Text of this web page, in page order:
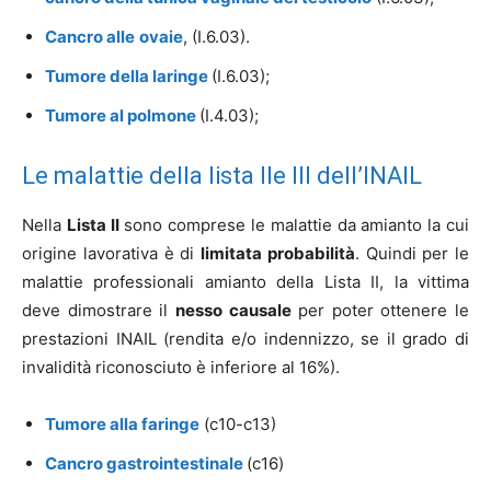
Cancro alle ovaie, (I.6.03).
Tumore della laringe (I.6.03);
Tumore al polmone (I.4.03);
Le malattie della lista IIe III dell’INAIL
Nella Lista IIsono comprese le malattie da amianto la cui
origine lavorativa è di limitata probabilità. Quindi per le
malattie professionali amianto della Lista II, la vittima
deve dimostrare il nesso causaleper poter ottenere le
prestazioni INAIL (rendita e/o indennizzo, se il grado di
invalidità riconosciuto è inferiore al 16%).
Tumore alla faringe (c10-c13)
Cancro gastrointestinale (c16)